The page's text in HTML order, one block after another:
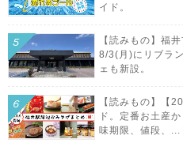
イド。
【読みもの】福
8/3(月)にリブラ
ェも新設。
【読みもの】【
ド。定番お土産
味期限、値段、...